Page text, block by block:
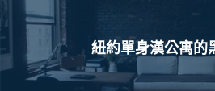
紐約單身漢公寓的